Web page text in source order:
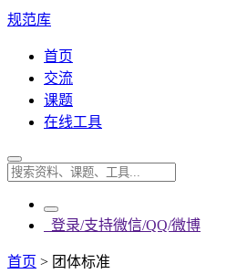
规范库
首页
交流
课题
在线工具
登录/支持微信/QQ/微博
首页 > 团体标准